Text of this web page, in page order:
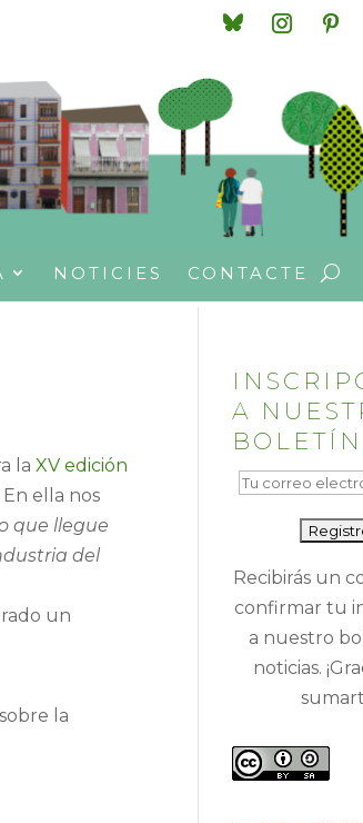
NOTICIES CONTACTE
laXV edición
ella nos
que llegue
del
un
la
A
BOLETÍN
Recibirás un
confirmar tu
a nuestro
noticias.